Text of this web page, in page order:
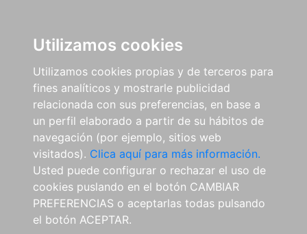
Utilizamos cookies
Utilizamos cookies propias y de terceros para
fines analíticos y mostrarle publicidad
relacionada con sus preferencias, en base a
un perfil elaborado a partir de su hábitos de
navegación (por ejemplo, sitios web
visitados). Clica aquí para más información.
Usted puede configurar o rechazar el uso de
cookies puslando en el botón CAMBIAR
PREFERENCIAS o aceptarlas todas pulsando
el botón ACEPTAR.